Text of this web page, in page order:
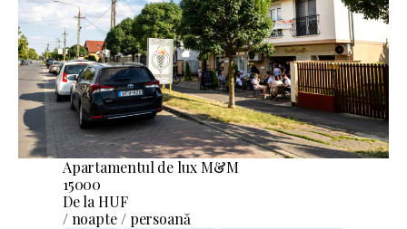
Apartamentul de lux M&M
15000
De la HUF
/ noapte / persoană